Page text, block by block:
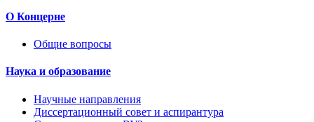
О Концерне
Общие вопросы
Наука и образование
Научные направления
Диссертационный совет и аспирантура